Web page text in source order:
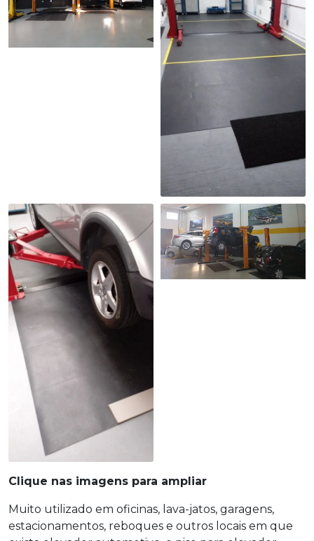
Clique nas imagens para ampliar
Muito utilizado em oficinas, lava-jatos, garagens,
estacionamentos, reboques e outros locais em que